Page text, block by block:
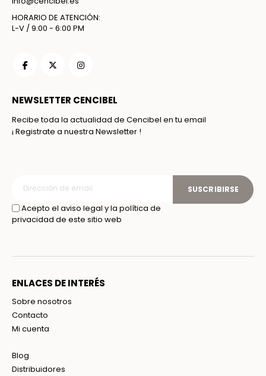
HORARIO DE ATENCIÓN:
L-V / 9:00 - 6:00 PM
NEWSLETTER CENCIBEL
Recibe toda la actualidad de Cencibel en tu email
¡ Registrate a nuestra Newsletter !
Acepto el aviso legal y la política de
privacidad de este sitio web
SUSCRIBIRSE
ENLACES DE INTERÉS
Sobre nosotros
Contacto
Mi cuenta
Blog
Distribuidores